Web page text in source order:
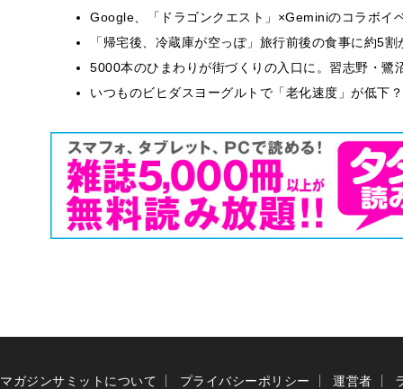
Google、「ドラゴンクエスト」×Geminiのコラボイ
「帰宅後、冷蔵庫が空っぽ」旅行前後の食事に約5
5000本のひまわりが街づくりの入口に。習志野・
いつものビヒダスヨーグルトで「老化速度」が低
マガジンサミットについて プライバシーポリシー 運営者